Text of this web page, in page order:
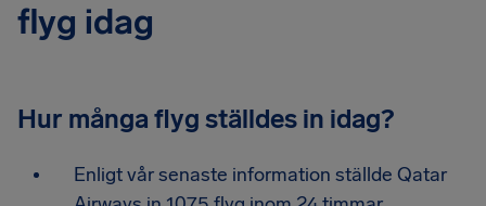
flyg idag
Hur många flyg ställdes in idag?
Enligt vår senaste information ställde Qatar